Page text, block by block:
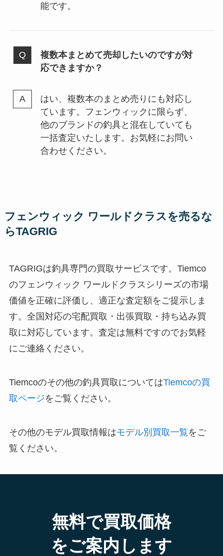
能です。
複数本まとめて売却したいのですが対
応できますか？
はい、複数本のまとめ売りにも対応し
ています。フェンウィックに限らず、
他のブランドの釣具と混在していても
一括査定いたします。お気軽にお問い
合わせください。
フェンウィック ワールドクラスを売るな
らTAGRIG
TAGRIGは釣具専門の買取サービスです。Tiemco
のフェンウィック ワールドクラスシリーズの市場
価値を正確に評価し、適正な査定額をご提示しま
す。全国対応の宅配買取・出張買取・持ち込み買
取に対応しています。査定は無料ですのでお気軽
にご連絡ください。
Tiemcoのその他の釣具買取についてはTiemcoの買
取ページをご覧ください。
その他のモデル買取情報はモデル別買取一覧をご
覧ください。
無料で買取価格
をご案内します